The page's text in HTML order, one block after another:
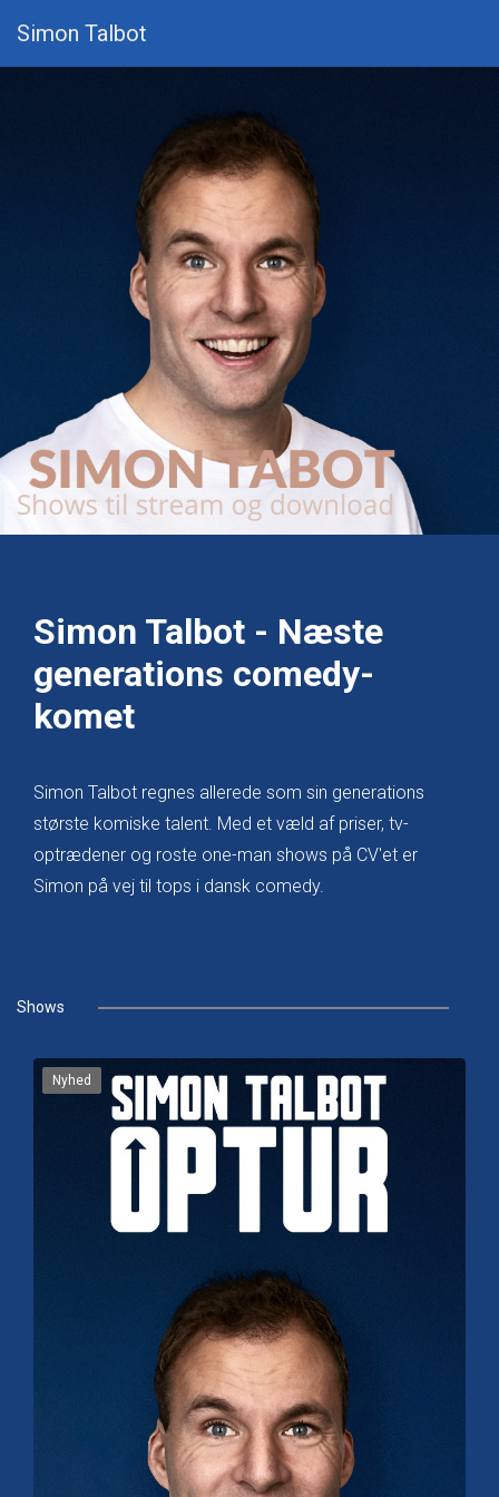
Simon Talbot
Simon Talbot - Næste
generations comedy-
komet
Simon Talbot regnes allerede som sin generations
største komiske talent. Med et væld af priser, tv-
optrædener og roste one-man shows på CV'et er
Simon på vej til tops i dansk comedy.
Shows
Nyhed